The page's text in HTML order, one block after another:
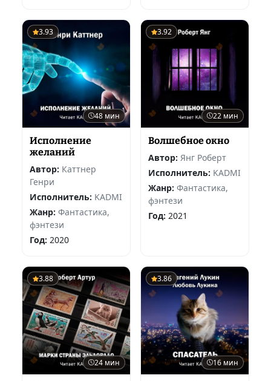
3.93
48 мин
Исполнение
желаний
Автор: Каттнер
Генри
Исполнитель: KADMI
Жанр: Фантастика,
фэнтези
Год: 2020
3.92
22 мин
Волшебное окно
Автор: Янг Роберт
Исполнитель: KADMI
Жанр: Фантастика,
фэнтези
Год: 2021
3.88
24 мин
3.86
16 мин